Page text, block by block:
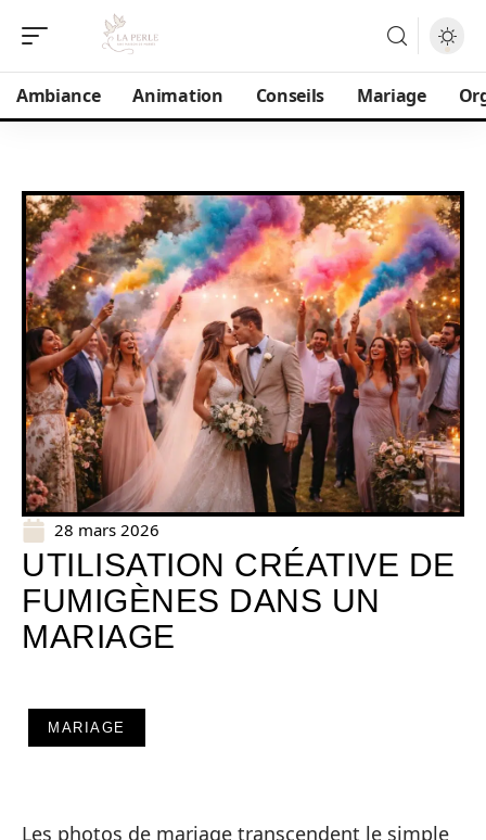
Ambiance Animation Conseils Mariage
28 mars 2026
UTILISATION CRÉATIVE DE
FUMIGÈNES DANS UN
MARIAGE
MARIAGE
Les photos de mariage transcendent le simple